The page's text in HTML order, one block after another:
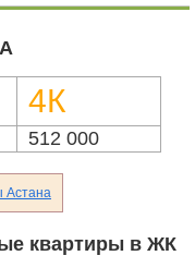
4К
512 000
Астана
квартиры в ЖК